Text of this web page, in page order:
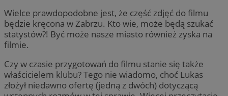
Wielce prawdopodobne jest, że część zdjęć do filmu
będzie kręcona w Zabrzu. Kto wie, może będą szukać
statystów?! Być może nasze miasto również zyska na
filmie.
Czy w czasie przygotowań do filmu stanie się także
właścicielem klubu? Tego nie wiadomo, choć Lukas
złożył niedawno ofertę (jedną z dwóch) dotyczącą